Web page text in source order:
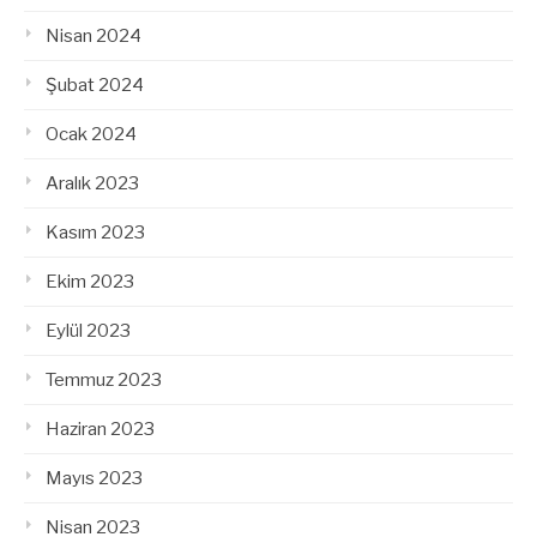
Nisan 2024
Şubat 2024
Ocak 2024
Aralık 2023
Kasım 2023
Ekim 2023
Eylül 2023
Temmuz 2023
Haziran 2023
Mayıs 2023
Nisan 2023